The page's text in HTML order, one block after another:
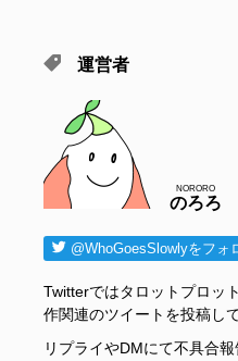
運営者
のろろ
NORORO
@WhoGoesSlowlyをフォ
Twitterではタロットプロッ
作関連のツイートを投稿し
リプライやDMにて不具合